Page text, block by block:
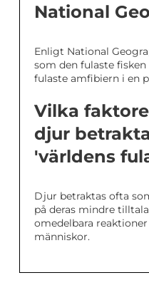
National
Enligt National
som den fulaste
fulaste amfibiern i en
Vilka
djur
'världens
Djur betraktas ofta
på deras mindre
omedelbara
människor.